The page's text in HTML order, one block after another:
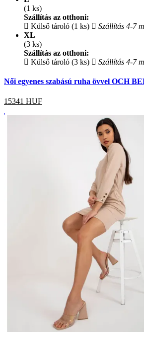
(1 ks)
Szállítás az otthoni:
Külső tároló (1 ks)
Szállítás 4-7
XL
(3 ks)
Szállítás az otthoni:
Külső tároló (3 ks)
Szállítás 4-7
Női egyenes szabású ruha övvel OCH
15341 HUF